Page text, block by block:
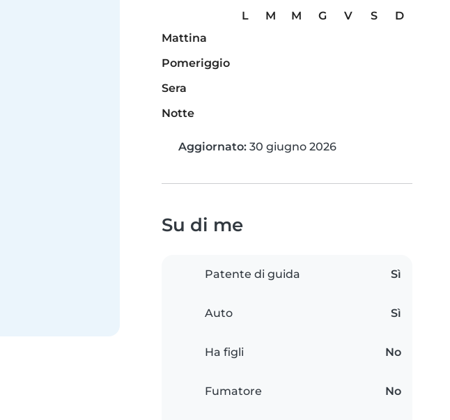
L M M G V S
D
Mattina
Pomeriggio
Sera
Notte
Aggiornato: 30 giugno 2026
Su di me
Patente di guida Sì
Auto Sì
Ha figli No
Fumatore No